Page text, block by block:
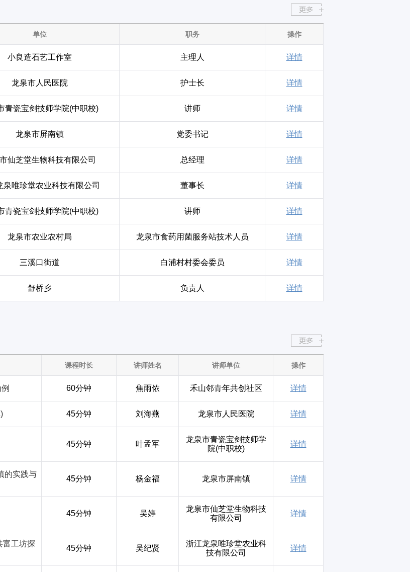
单位 职务 操作
小良造石艺工作室 主理人 详情
龙泉市人民医院 护士长 详情
青瓷宝剑技师学院(中职校) 讲师 详情
龙泉市屏南镇 党委书记 详情
仙芝堂生物科技有限公司 总经理 详情
泉唯珍堂农业科技有限公司 董事长 详情
青瓷宝剑技师学院(中职校) 讲师 详情
龙泉市农业农村局 龙泉市食药用菌服务站技术人员 详情
三溪口街道 白浦村村委会委员 详情
舒桥乡 负责人 详情
课程时长 讲师姓名 讲师单位 操作
60分钟 焦雨侬 禾山邻青年共创社区 详情
45分钟 刘海燕 龙泉市人民医院 详情
45分钟 叶孟军
龙泉市青瓷宝剑技师学
院(中职校)
详情
的实践与
45分钟 杨金福 龙泉市屏南镇 详情
45分钟 吴婷
龙泉市仙芝堂生物科技
有限公司
详情
富工坊探
45分钟 吴纪贤
浙江龙泉唯珍堂农业科
技有限公司
详情